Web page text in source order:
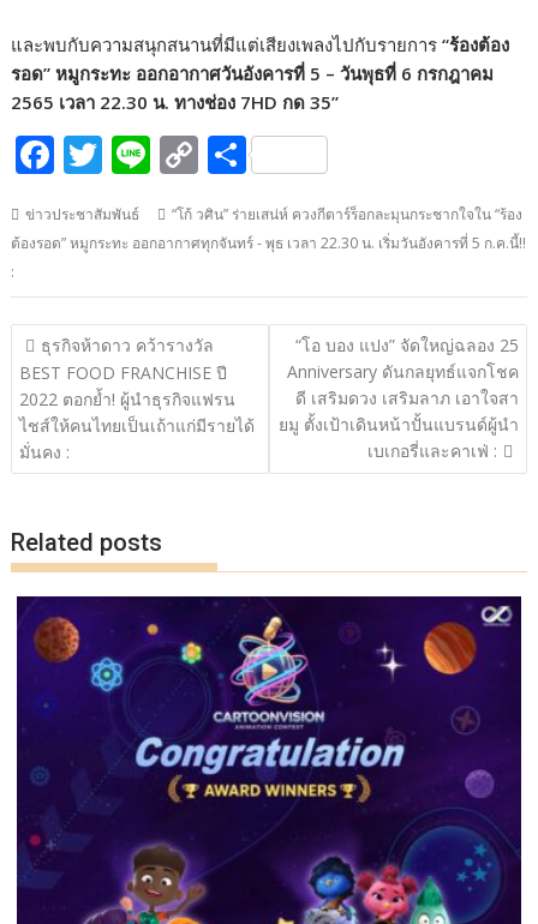
และพบกับความสนุกสนานที่มีแต่เสียงเพลงไปกับรายการ“ร้องต้อง
รอด” หมูกระทะ ออกอากาศวันอังคารที่ 5 – วันพุธที่ 6 กรกฎาคม
2565 เวลา 22.30 น. ทางช่อง 7HD กด 35”
F
e
o
o
k
T
itt
Li
e
C
p
y
Li
n
k
S
ar
ข่าวประชาสัมพันธ์
“โก้ วศิน” ร่ายเสน่ห์ ควงกีตาร์ร็อกละมุนกระชากใจใน “ร้อง
ต้องรอด” หมูกระทะ ออกอากาศทุกจันทร์ - พุธ เวลา 22.30 น. เริ่มวันอังคารที่ 5 ก.ค.นี้!!
:
แนะแนว
เรื่อง
ธุรกิจห้าดาว คว้ารางวัล
BEST FOOD FRANCHISE ปี
2022 ตอกย้ำ! ผู้นำธุรกิจแฟรน
ไชส์ให้คนไทยเป็นเถ้าแก่มีรายได้
มั่นคง :
“โอ บอง แปง” จัดใหญ่ฉลอง 25
Anniversary ดันกลยุทธ์แจกโชค
ดี เสริมดวง เสริมลาภ เอาใจสา
ยมู ตั้งเป้าเดินหน้าปั้นแบรนด์ผู้นำ
เบเกอรี่และคาเฟ่ :
Related posts